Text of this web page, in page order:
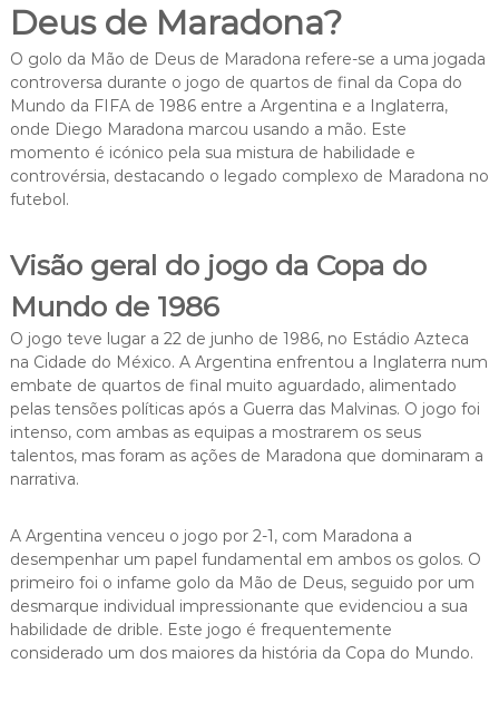
Deus de Maradona?
O golo da Mão de Deus de Maradona refere-se a uma jogada
controversa durante o jogo de quartos de final da Copa do
Mundo da FIFA de 1986 entre a Argentina e a Inglaterra,
onde Diego Maradona marcou usando a mão. Este
momento é icónico pela sua mistura de habilidade e
controvérsia, destacando o legado complexo de Maradona no
futebol.
Visão geral do jogo da Copa do
Mundo de 1986
O jogo teve lugar a 22 de junho de 1986, no Estádio Azteca
na Cidade do México. A Argentina enfrentou a Inglaterra num
embate de quartos de final muito aguardado, alimentado
pelas tensões políticas após a Guerra das Malvinas. O jogo foi
intenso, com ambas as equipas a mostrarem os seus
talentos, mas foram as ações de Maradona que dominaram a
narrativa.
A Argentina venceu o jogo por 2-1, com Maradona a
desempenhar um papel fundamental em ambos os golos. O
primeiro foi o infame golo da Mão de Deus, seguido por um
desmarque individual impressionante que evidenciou a sua
habilidade de drible. Este jogo é frequentemente
considerado um dos maiores da história da Copa do Mundo.